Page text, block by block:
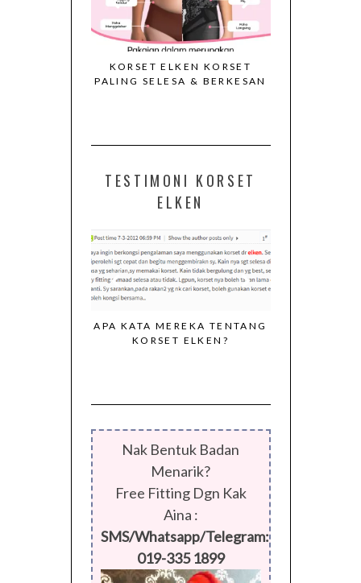
KORSET ELKEN KORSET
PALING SELESA & BERKESAN
TESTIMONI KORSET
ELKEN
APA KATA MEREKA TENTANG
KORSET ELKEN?
Nak Bentuk Badan
Menarik?
Free Fitting Dgn Kak
Aina :
SMS/Whatsapp/Telegram:
019-335 1899